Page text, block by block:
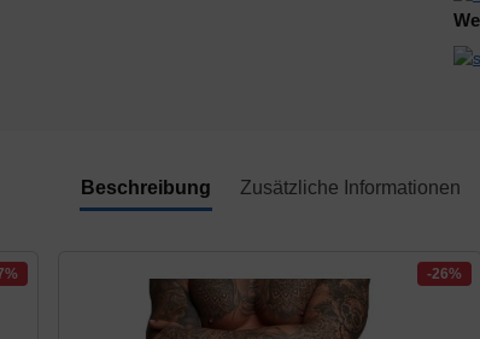
Beschreibung Zusätzliche Informationen
-26%